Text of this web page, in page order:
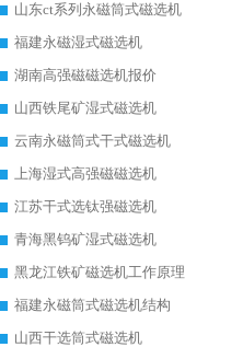
山东ct系列永磁筒式磁选机
福建永磁湿式磁选机
湖南高强磁磁选机报价
山西铁尾矿湿式磁选机
云南永磁筒式干式磁选机
上海湿式高强磁磁选机
江苏干式选钛强磁选机
青海黑钨矿湿式磁选机
黑龙江铁矿磁选机工作原理
福建永磁筒式磁选机结构
山西干选筒式磁选机